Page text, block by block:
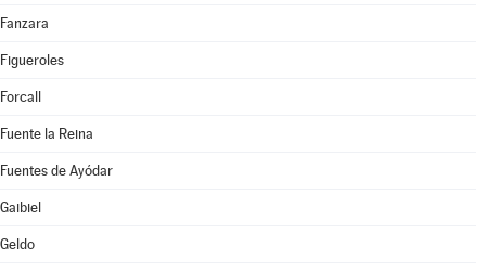
Fanzara
Figueroles
Forcall
Fuente la Reina
Fuentes de Ayódar
Gaibiel
Geldo